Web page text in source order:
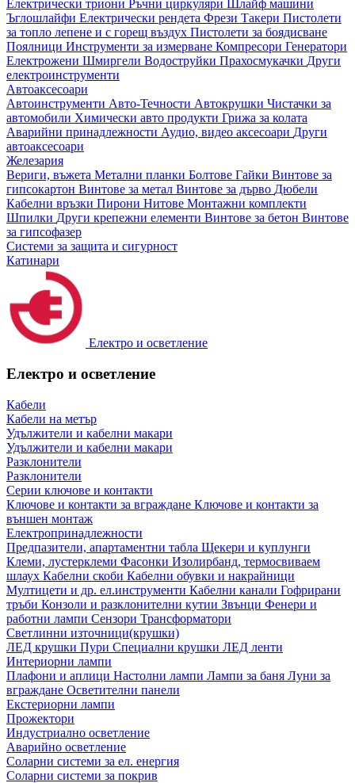
Електрически триони Ръчни циркуляри
Шлайф машини
Ъглошлайфи Електрически рендета Фрези Такери Пистолети
за топло лепене и с горещ въздух Пистолети за боядисване
Поялници Инструменти за измерване Компресори Генератори
Електрожени Шмиргели Водоструйки Прахосмукачки Други
електроинструменти
Автоаксесоари
Автоинструменти Авто-Течности Автокрушки Чистачки за
автомобили Химически авто продукти Грижа за колата
Аварийни принадлежности Аудио, видео аксесоари Други
автоаксесоари
Железария
Вериги, въжета Метални планки Болтове Гайки Винтове за
гипсокартон Винтове за метал Винтове за дърво Дюбели
Кабелни връзки Пирони Нитове Монтажни комплекти
Шпилки Други крепежни елементи Винтове за бетон Винтове
за гипсофазер
Системи за защита и сигурност
Катинари
Електро и осветление
Електро и осветление
Кабели
Кабели на метър
Удължители и кабелни макари
Удължители и кабелни макари
Разклонители
Разклонители
Серии ключове и контакти
Ключове и контакти за вграждане Ключове и контакти за
външен монтаж
Електропринадлежности
Предпазители, апартаментни табла Щекери и куплунги
Клеми, лустерклеми Фасонки Изолирбанд, термосвиваем
шлаух Кабелни скоби Кабелни обувки и накрайници
Мултицети и др. ел.инструменти Кабелни канали Гофрирани
тръби Конзоли и разклонителни кутии Звънци Фенери и
работни лампи Сензори Трансформатори
Светлинни източници(крушки)
ЛЕД крушки Пури Специални крушки ЛЕД ленти
Интериорни лампи
Плафони и аплици Настолни лампи Лампи за баня Луни за
вграждане Осветителни панели
Екстериорни лампи
Прожектори
Индустриално осветление
Аварийно осветление
Соларни системи за ел. енергия
Соларни системи за покрив